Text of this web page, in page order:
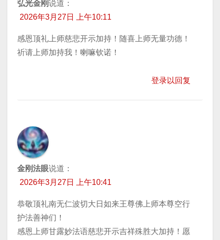
弘光金刚说道：
2026年3月27日 上午10:11
感恩顶礼上师慈悲开示加持！随喜上师无量功德！
祈请上师加持我！喇嘛钦诺！
登录以回复
金刚法眼说道：
2026年3月27日 上午10:41
恭敬顶礼南无仁波切大日如来王尊佛上师本尊空行
护法善神们！
感恩上师甘露妙法语慈悲开示吉祥殊胜大加持！愿